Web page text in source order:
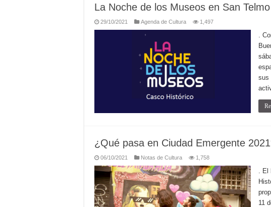
La Noche de los Museos en San
29/10/2021 Agenda de Cultura 1,497
.
sus
¿Qué pasa en Ciudad Emergente
06/10/2021 Notas de Cultura 1,758
. El
11